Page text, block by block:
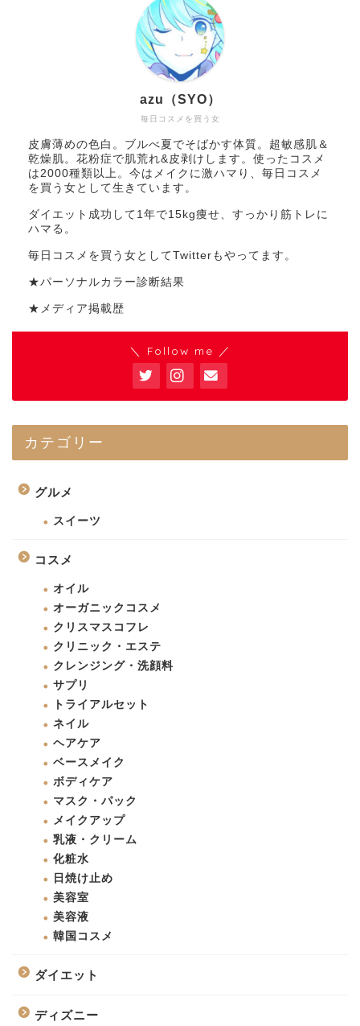
毎日コスメを買う女
azu（SYO）
皮膚薄めの色白。ブルべ夏でそばかす体質。超敏感肌＆
乾燥肌。花粉症で肌荒れ&皮剥けします。使ったコスメ
は2000種類以上。今はメイクに激ハマり、毎日コスメ
を買う女として生きています。
ダイエット成功して1年で15kg痩せ、すっかり筋トレに
ハマる。
毎日コスメを買う女としてTwitterもやってます。
★パーソナルカラー診断結果
★メディア掲載歴
＼ Follow me ／
カテゴリー
グルメ
スイーツ
コスメ
オイル
オーガニックコスメ
クリスマスコフレ
クリニック・エステ
クレンジング・洗顔料
サプリ
トライアルセット
ネイル
ヘアケア
ベースメイク
ボディケア
マスク・パック
メイクアップ
乳液・クリーム
化粧水
日焼け止め
美容室
美容液
韓国コスメ
ダイエット
ディズニー